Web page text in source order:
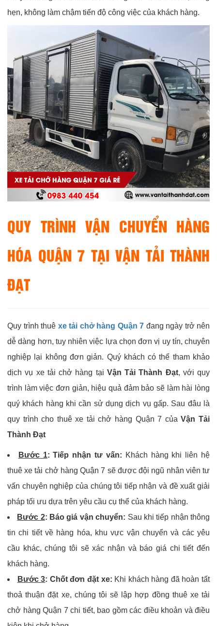
hẹn, không làm chậm tiến độ công việc của khách hàng.
QUY TRÌNH VẬN CHUYỂN HÀNG
HÓA QUẬN 7 TẠI VẬN TẢI THÀNH
ĐẠT
Quy trình thuê xe tải chở hàng Quận 7 đang ngày trở nên
dễ dàng hơn, tuy nhiên việc lựa chọn đơn vị uy tín, chuyên
nghiệp lại không đơn giản. Quý khách có thể tham khảo
dịch vụ xe tải chở hàng tại Vận Tải Thành Đạt, với quy
trình làm việc đơn giản, hiệu quả đảm bảo sẽ làm hài lòng
quý khách hàng khi cần sử dụng dịch vụ gấp. Sau đâu là
quy trình cho thuê xe tải chở hàng Quận 7 củaVận Tải
Thành Đạt
Bước 1: Tiếp nhận tư vấn: Khách hàng khi liên hệ
thuê xe tải chở hàng Quận 7 sẽ được đội ngũ nhân viên tư
vấn chuyên nghiệp của chúng tôi tiếp nhận và đề xuất giải
pháp tối ưu dựa trên yêu cầu cụ thể của khách hàng.
Bước 2: Báo giá vận chuyển: Sau khi tiếp nhận thông
tin chi tiết về hàng hóa, khu vực vận chuyển và các yêu
cầu khác, chúng tôi sẽ xác nhận và báo giá chi tiết đến
khách hàng.
Bước 3: Chốt đơn đặt xe: Khi khách hàng đã hoàn tất
thoả thuận đặt xe, chúng tôi sẽ lập hợp đồng thuê xe tải
chở hàng Quận 7 chi tiết, bao gồm các điều khoản và điều